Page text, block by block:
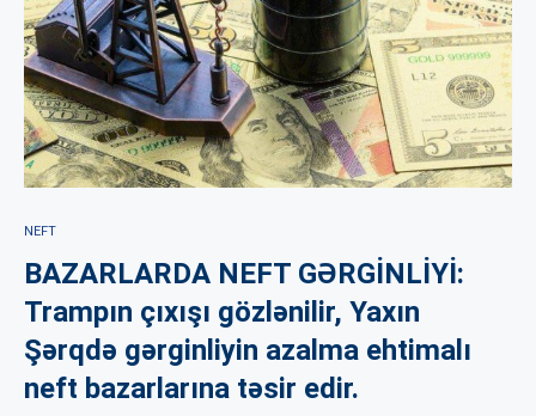
NEFT
BAZARLARDA NEFT GƏRGİNLİYİ:
Trampın çıxışı gözlənilir, Yaxın
Şərqdə gərginliyin azalma ehtimalı
neft bazarlarına təsir edir.